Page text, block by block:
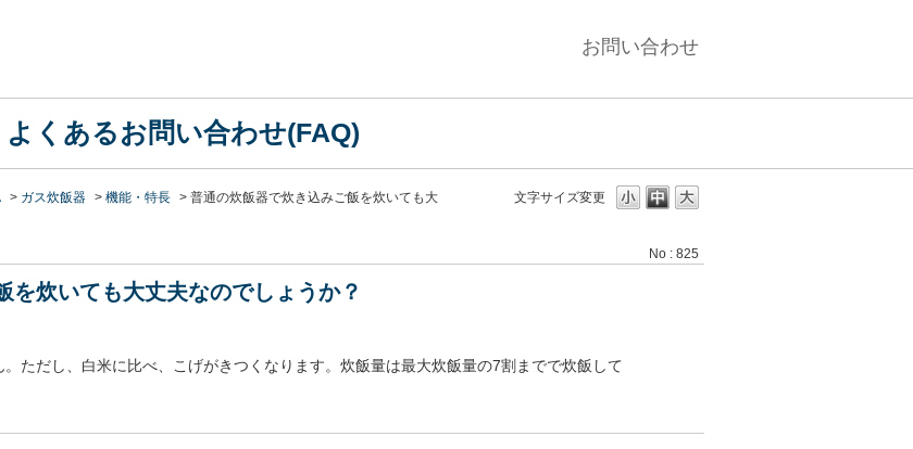
お問い合わせ
よくあるお問い合わせ(FAQ)
文字サイズ変更
> ガス炊飯器 > 機能・特長 > 普通の炊飯器で炊き込みご飯を炊いても大
No : 825
を炊いても大丈夫なのでしょうか？
ただし、白米に比べ、こげがきつくなります。炊飯量は最大炊飯量の7割までで炊飯して